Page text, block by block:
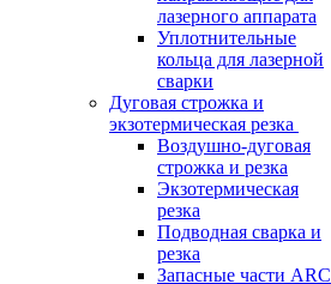
лазерного аппарата
Уплотнительные
кольца для лазерной
сварки
Дуговая строжка и
экзотермическая резка
Воздушно-дуговая
строжка и резка
Экзотермическая
резка
Подводная сварка и
резка
Запасные части ARC